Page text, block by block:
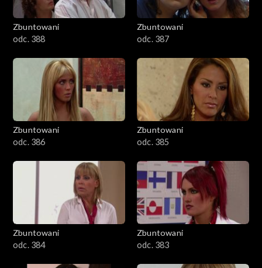
Zbuntowani
odc. 388
Zbuntowani
odc. 387
Zbuntowani
odc. 386
Zbuntowani
odc. 385
Zbuntowani
odc. 384
Zbuntowani
odc. 383